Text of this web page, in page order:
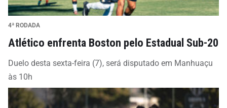
4ª RODADA
Atlético enfrenta Boston pelo Estadual Sub-20
Duelo desta sexta-feira (7), será disputado em Manhuaçu
às 10h